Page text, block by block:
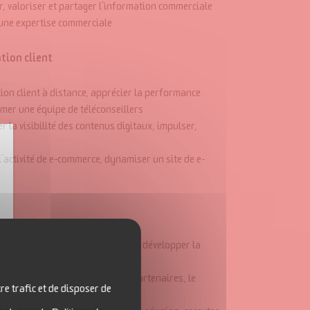
valoriser et partager l’information commerciale
expertise commerciale
client
client à distance, apprécier la performance
une équipe de téléconseillers
la visibilité des contenus digitaux, impulser,
de e-commerce, dynamiser un site de e-
l’offre sur le lieu de vente et développer la
développement du réseau de partenaires, le
trafic et de disposer de